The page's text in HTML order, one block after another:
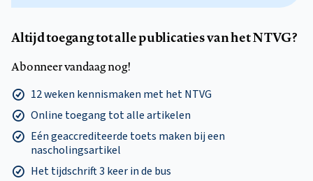
Altijd toegang tot alle publicaties van het NTVG?
Abonneer vandaag nog!
12 weken kennismaken met het NTVG
Online toegang tot alle artikelen
Eén geaccrediteerde toets maken bij een
nascholingsartikel
Het tijdschrift 3 keer in de bus